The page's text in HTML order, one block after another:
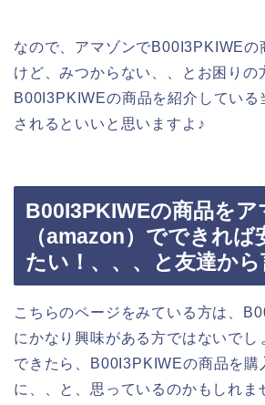
なので、アマゾンでB00I3PKIWEの
けど、みつからない、、とお困りの
B00I3PKIWEの商品を紹介している
されるといいと思いますよ♪
B00I3PKIWEの商品をア
（amazon）でできれば
たい！、、、と友達から
こちらのページをみている方は、
にかなり興味がある方ではないでし
できたら、B00I3PKIWEの商品を購
に、、と、思っているのかもしれま